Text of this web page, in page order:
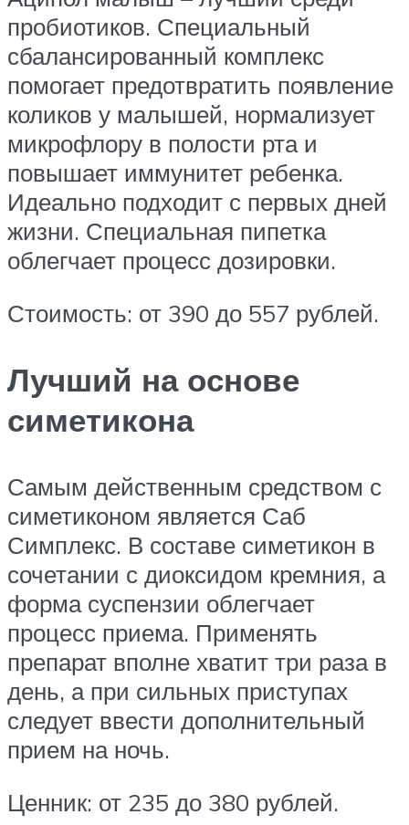
пробиотиков. Специальный
сбалансированный комплекс
помогает предотвратить появление
коликов у малышей, нормализует
микрофлору в полости рта и
повышает иммунитет ребенка.
Идеально подходит с первых дней
жизни. Специальная пипетка
облегчает процесс дозировки.
Стоимость: от 390 до 557 рублей.
Лучший на основе
симетикона
Самым действенным средством с
симетиконом является Саб
Симплекс. В составе симетикон в
сочетании с диоксидом кремния, а
форма суспензии облегчает
процесс приема. Применять
препарат вполне хватит три раза в
день, а при сильных приступах
следует ввести дополнительный
прием на ночь.
Ценник: от 235 до 380 рублей.